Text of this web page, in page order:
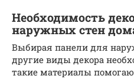
Необходимость
наружных стен
Выбирая панели для
другие виды декора
такие материалы